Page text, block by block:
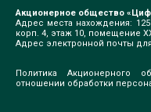
Акционерное общество
Адрес места нахождения:
корп. 4, этаж 10, помещение
Адрес электронной почты
Политика Акционерного
отношении обработки